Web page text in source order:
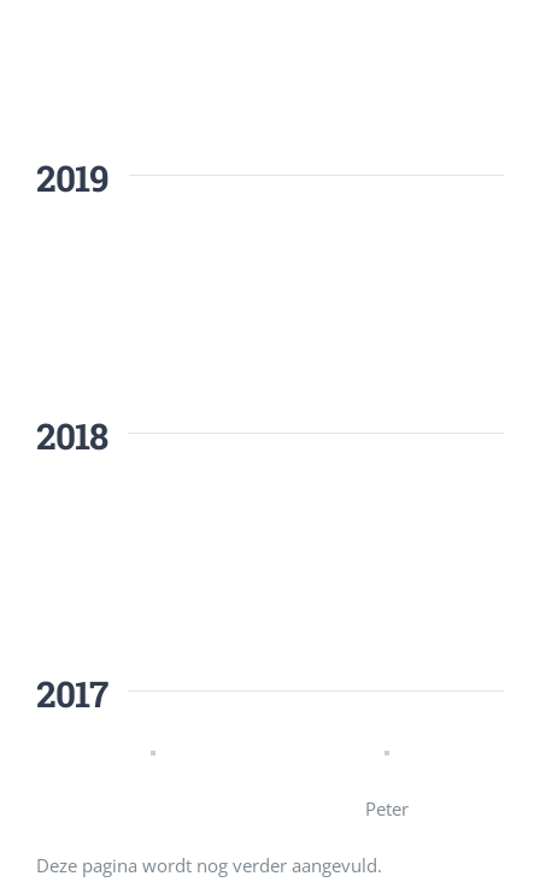
2019
2018
2017
Peter
Deze pagina wordt nog verder aangevuld.